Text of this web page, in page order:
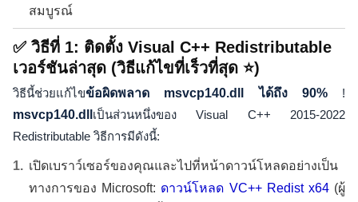
สมบูรณ์
✅ วิธีที่ 1: ติดตั้ง Visual C++ Redistributable
เวอร์ชันล่าสุด (วิธีแก้ไขที่เร็วที่สุด ⭐)
วิธีนี้ช่วยแก้ไขข้อผิดพลาด msvcp140.dll ได้ถึง 90%!
msvcp140.dll เป็นส่วนหนึ่งของ Visual C++ 2015-2022
Redistributable วิธีการมีดังนี้:
เปิดเบราว์เซอร์ของคุณและไปที่หน้าดาวน์โหลดอย่างเป็น
ทางการของ Microsoft: ดาวน์โหลด VC++ Redist x64(ผู้